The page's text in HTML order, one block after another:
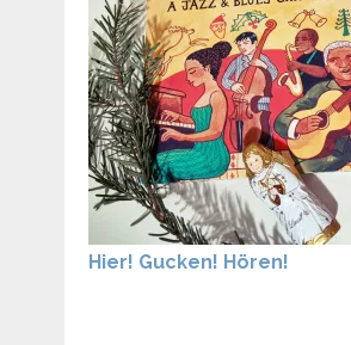
Hier! Gucken! Hören!